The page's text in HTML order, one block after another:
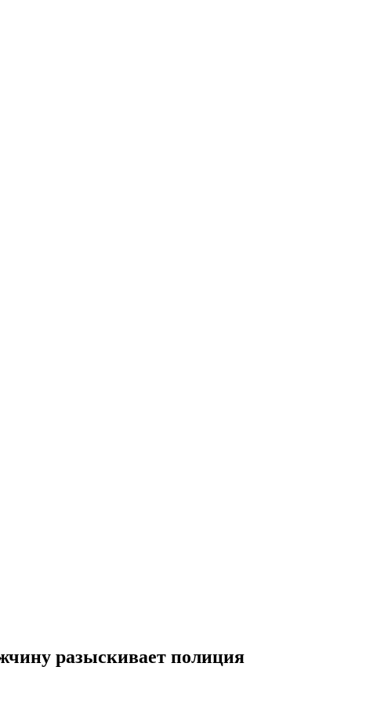
разыскивает полиция